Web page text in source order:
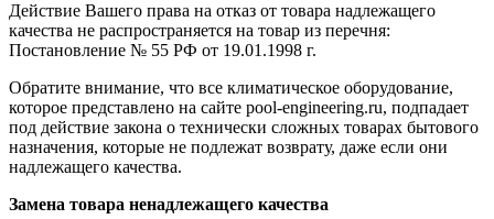
Действие Вашего права на отказ от товара надлежащего
качества не распространяется на товар из перечня:
Постановление № 55 РФ от 19.01.1998 г.
Обратите внимание, что все климатическое оборудование,
которое представлено на сайте pool-engineering.ru, подпадает
под действие закона о технически сложных товарах бытового
назначения, которые не подлежат возврату, даже если они
надлежащего качества.
Замена товара ненадлежащего качества